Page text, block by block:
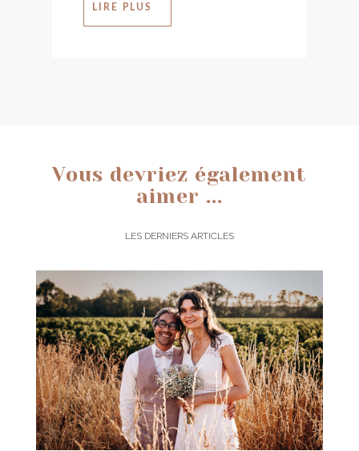
LIRE PLUS
Vous devriez également
aimer ...
LES DERNIERS ARTICLES